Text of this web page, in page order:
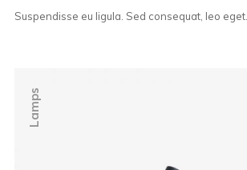
Suspendisse eu ligula. Sed consequat, leo eget…
Lamps